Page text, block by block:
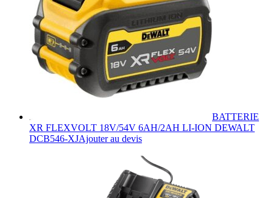
BATTERIE
XR FLEXVOLT 18V/54V 6AH/2AH LI-ION DEWALT
DCB546-XJAjouter au devis